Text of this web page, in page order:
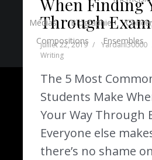
When Finding
Through
juillet 22, 2019 Yardani30000
Writing
The 5 Most
Students Make
Your Way Through
Everyone else
there’s no shame
Médias Biographie
Compositions
Ensembles